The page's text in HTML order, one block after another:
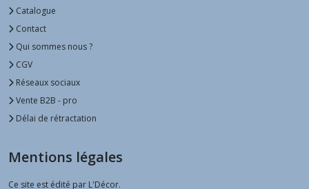
Catalogue
Contact
Qui sommes nous ?
CGV
Réseaux sociaux
Vente B2B - pro
Délai de rétractation
Mentions légales
Ce site est édité par L'Décor.